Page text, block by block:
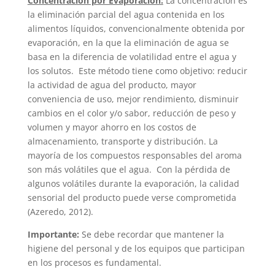
la eliminación parcial del agua contenida en los
alimentos líquidos, convencionalmente obtenida por
evaporación, en la que la eliminación de agua se
basa en la diferencia de volatilidad entre el agua y
los solutos. Este método tiene como objetivo: reducir
la actividad de agua del producto, mayor
conveniencia de uso, mejor rendimiento, disminuir
cambios en el color y/o sabor, reducción de peso y
volumen y mayor ahorro en los costos de
almacenamiento, transporte y distribución. La
mayoría de los compuestos responsables del aroma
son más volátiles que el agua. Con la pérdida de
algunos volátiles durante la evaporación, la calidad
sensorial del producto puede verse comprometida
(Azeredo, 2012).
Importante: Se debe recordar que mantener la
higiene del personal y de los equipos que participan
en los procesos es fundamental.